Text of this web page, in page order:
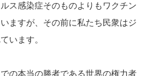
ス感染症そのものよりもワクチン
ますが、その前に私たち民衆はジ
います。
の本当の勝者である世界の権力者